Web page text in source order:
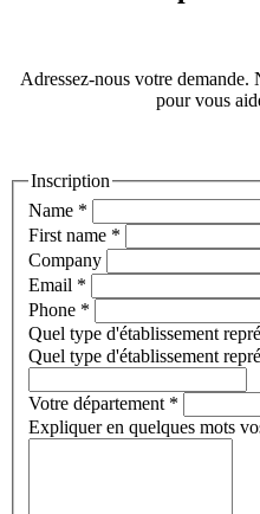
Adressez-nous votre
pour vous
Inscription
Name *
First name *
Company
Email *
Phone *
Quel type d'établissement
Quel type d'établissement
Votre département *
Expliquer en quelques mots